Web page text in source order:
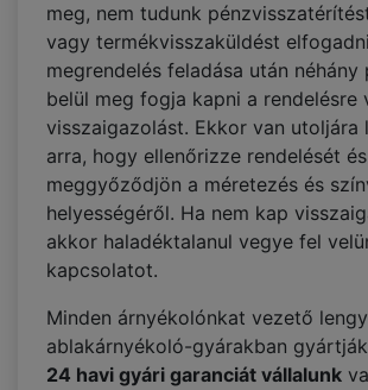
meg, nem tudunk
vagy termékvisszaküldést
megrendelés feladása után néhány
belül meg fogja kapni a rendelésre
visszaigazolást. Ekkor van utoljára
arra, hogy ellenőrizze rendelését és
meggyőződjön a méretezés és
helyességéről. Ha nem kap
akkor haladéktalanul vegye fel
kapcsolatot.
Minden árnyékolónkat vezető
ablakárnyékoló-gyárakban
24 havi gyári garanciát vállalunk